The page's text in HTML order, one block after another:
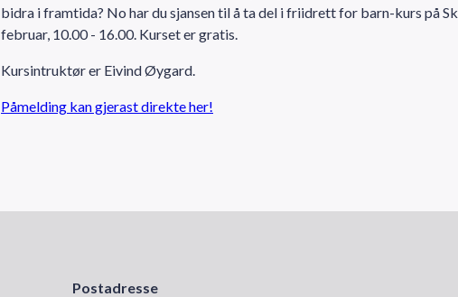
bidra i framtida? No har du sjansen til å ta del i friidrett for barn-kurs på
februar, 10.00 - 16.00. Kurset er gratis.
Kursintruktør er Eivind Øygard.
Påmelding kan gjerast direkte her!
Postadresse